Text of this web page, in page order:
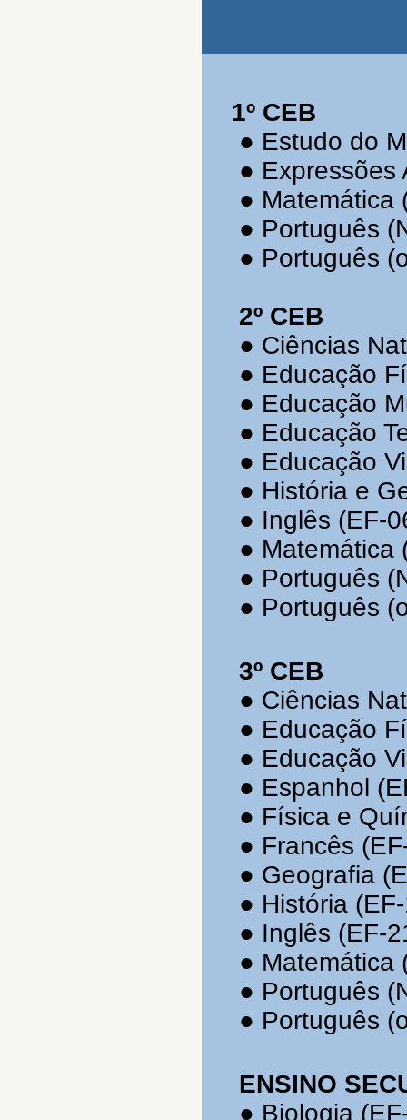
1º CEB
● Estudo do
● Expressões
● Matemática
● Português
● Português
2º CEB
● Ciências
● Educação
● Educação
● Educação
● Educação
● História e
● Inglês (EF-
● Matemática
● Português
● Português
3º CEB
● Ciências
● Educação
● Educação
● Espanhol
● Física e
● Francês
● Geografia
● História
● Inglês (EF-
● Matemática
● Português
● Português
ENSINO
● Biologia